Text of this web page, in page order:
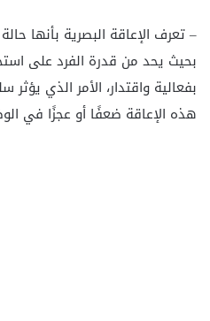
– تعرف الإعاقة البصرية بأنها
بحيث يحد من قدرة الفرد على
بفعالية واقتدار، الأمر الذي
هذه الإعاقة ضعفًا أو عجزًا في